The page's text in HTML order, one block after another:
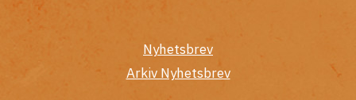
Nyhetsbrev
Arkiv Nyhetsbrev